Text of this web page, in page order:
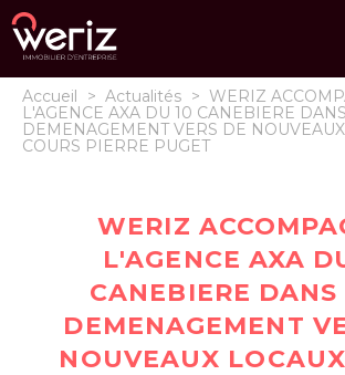
Accueil > Actualités > WERIZ
L'AGENCE AXA DU 10 CANEBIERE
DEMENAGEMENT VERS DE
COURS PIERRE PUGET
WERIZ
L'AGENCE AXA
CANEBIERE DANS
DEMENAGEMENT
NOUVEAUX